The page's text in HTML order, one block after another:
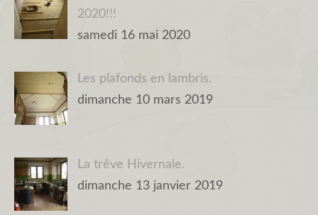
2020!!!
samedi 16 mai 2020
Les plafonds en lambris.
dimanche 10 mars 2019
La trêve Hivernale.
dimanche 13 janvier 2019